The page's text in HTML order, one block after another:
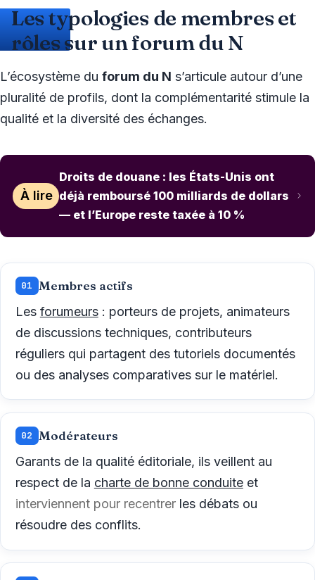
Les typologies de membres et
rôles sur un forum du N
L’écosystème du forum du N s’articule autour d’une
pluralité de profils, dont la complémentarité stimule la
qualité et la diversité des échanges.
À lire
Droits de douane : les États-Unis ont
déjà remboursé 100 milliards de dollars
— et l’Europe reste taxée à 10 %
01 Membres actifs
Les forumeurs: porteurs de projets, animateurs
de discussions techniques, contributeurs
réguliers qui partagent des tutoriels documentés
ou des analyses comparatives sur le matériel.
02 Modérateurs
Garants de la qualité éditoriale, ils veillent au
respect de la charte de bonne conduiteet
interviennent pour recentrerles débats ou
résoudre des conflits.